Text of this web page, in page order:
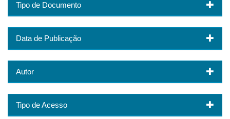
Tipo de Documento
Data de Publicação
Autor
Tipo de Acesso